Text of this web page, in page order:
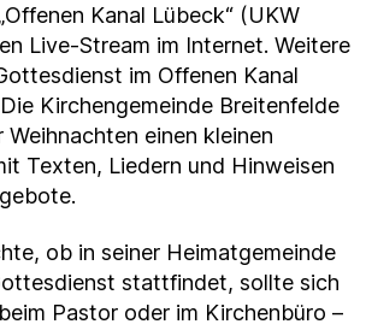
Kanal Lübeck“ (UKW
Live-Stream im Internet. Weitere
im Offenen Kanal
Kirchengemeinde Breitenfelde
einen kleinen
Texten, Liedern und Hinweisen
ob in seiner Heimatgemeinde
stattfindet, sollte sich
Pastor oder im Kirchenbüro –